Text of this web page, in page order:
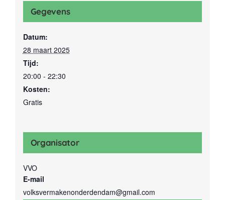
Gegevens
Datum:
28 maart 2025
Tijd:
20:00 - 22:30
Kosten:
Gratis
Organisator
VVO
E-mail
volksvermakenonderdendam@gmail.com